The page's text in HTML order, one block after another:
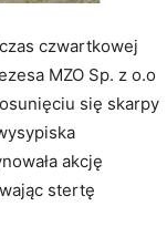
czwartkowej
MZO Sp. z o.o
się skarpy
akcję
stertę